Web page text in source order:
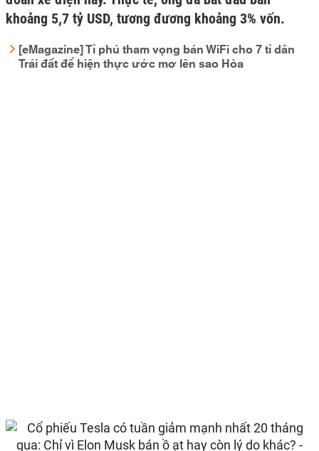
khoảng 5,7 tỷ USD, tương đương khoảng 3% vốn.
[eMagazine] Tỉ phú tham vọng bán WiFi cho 7 tỉ dân
Trái đất để hiện thực ước mơ lên sao Hỏa